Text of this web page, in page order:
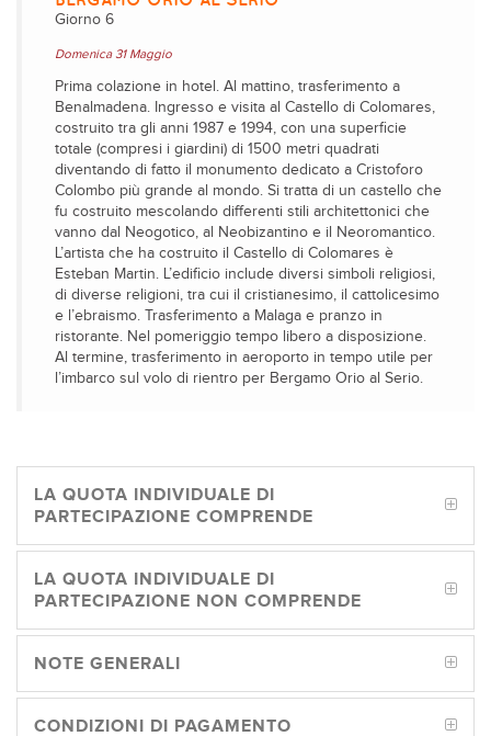
Giorno 6
Domenica 31 Maggio
Prima colazione in hotel. Al mattino, trasferimento a
Benalmadena. Ingresso e visita al Castello di Colomares,
costruito tra gli anni 1987 e 1994, con una superficie
totale (compresi i giardini) di 1500 metri quadrati
diventando di fatto il monumento dedicato a Cristoforo
Colombo più grande al mondo. Si tratta di un castello che
fu costruito mescolando differenti stili architettonici che
vanno dal Neogotico, al Neobizantino e il Neoromantico.
L’artista che ha costruito il Castello di Colomares è
Esteban Martin. L’edificio include diversi simboli religiosi,
di diverse religioni, tra cui il cristianesimo, il cattolicesimo
e l’ebraismo. Trasferimento a Malaga e pranzo in
ristorante. Nel pomeriggio tempo libero a disposizione.
Al termine, trasferimento in aeroporto in tempo utile per
l’imbarco sul volo di rientro per Bergamo Orio al Serio.
LA QUOTA INDIVIDUALE DI
PARTECIPAZIONE COMPRENDE
LA QUOTA INDIVIDUALE DI
PARTECIPAZIONE NON COMPRENDE
NOTE GENERALI
CONDIZIONI DI PAGAMENTO